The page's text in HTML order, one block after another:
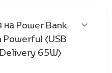
на Power Bank
(USB
65W)